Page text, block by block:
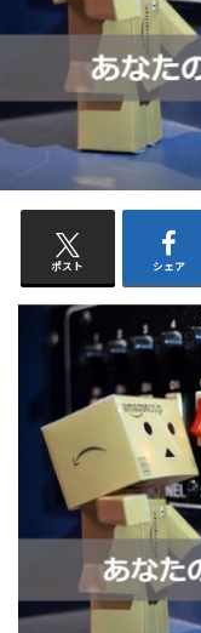
ポスト シェア